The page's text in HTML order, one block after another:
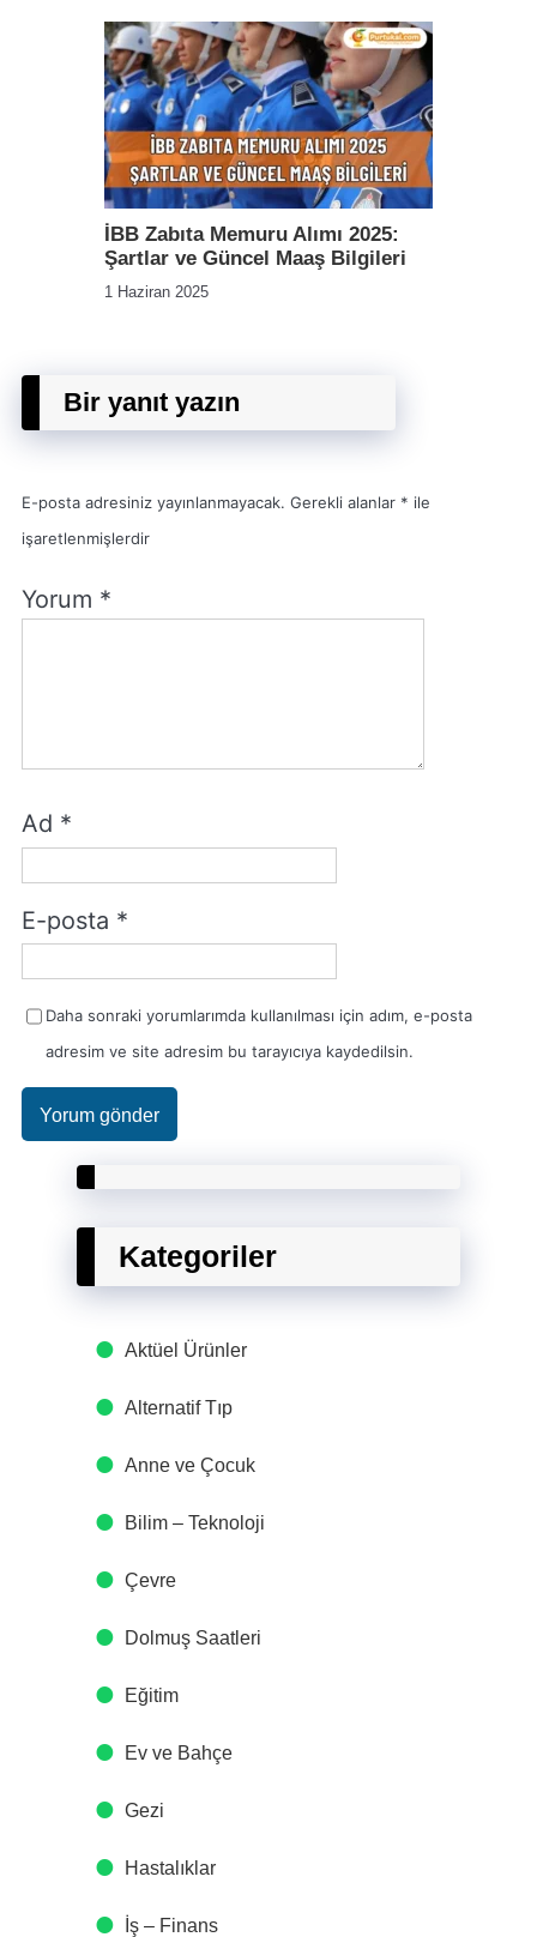
İBB Zabıta Memuru Alımı 2025:
Şartlar ve Güncel Maaş Bilgileri
1 Haziran 2025
Bir yanıt yazın
E-posta adresiniz yayınlanmayacak. Gerekli alanlar * ile
işaretlenmişlerdir
Yorum *
Ad *
E-posta *
Daha sonraki yorumlarımda kullanılması için adım, e-posta
adresim ve site adresim bu tarayıcıya kaydedilsin.
Kategoriler
Aktüel Ürünler
Alternatif Tıp
Anne ve Çocuk
Bilim – Teknoloji
Çevre
Dolmuş Saatleri
Eğitim
Ev ve Bahçe
Gezi
Hastalıklar
İş – Finans